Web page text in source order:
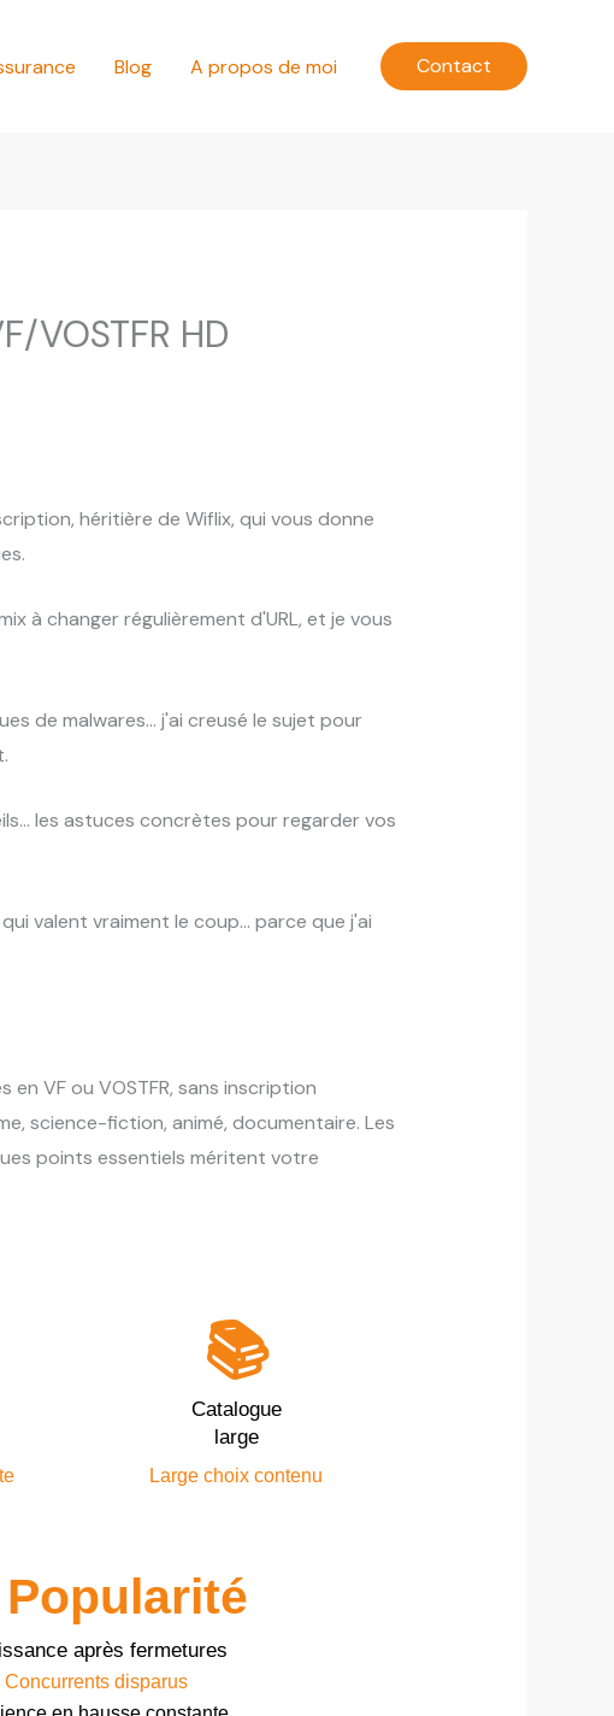
Blog A propos de moi Contact
VOSTFR HD
héritière de Wiflix, qui vous donne
à changer régulièrement d'URL, et je vous
de malwares… j'ai creusé le sujet pour
les astuces concrètes pour regarder vos
valent vraiment le coup… parce que j'ai
VF ou VOSTFR, sans inscription
science-fiction, animé, documentaire. Les
points essentiels méritent votre
📚
Catalogue
large
Large choix contenu
Popularité
après fermetures
Concurrents disparus